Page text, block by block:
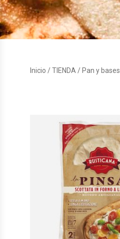
Inicio /TIENDA / Pan y bases